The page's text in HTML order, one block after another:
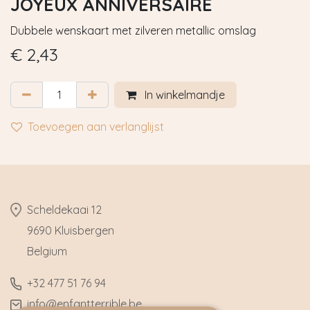
JOYEUX ANNIVERSAIRE
Dubbele wenskaart met zilveren metallic omslag
€ 2,43
In winkelmandje
Toevoegen aan verlanglijst
​Scheldekaai 12
9690 Kluisbergen
​Belgium
​+32 477 51 76 94
​info@enfantterrible.be